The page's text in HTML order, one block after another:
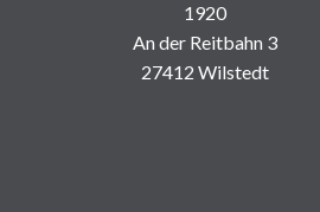
1920
An der Reitbahn 3
27412 Wilstedt